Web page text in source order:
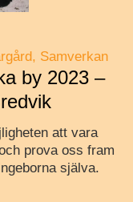
Samverkan
by 2023 –
att vara
prova oss fram
själva.